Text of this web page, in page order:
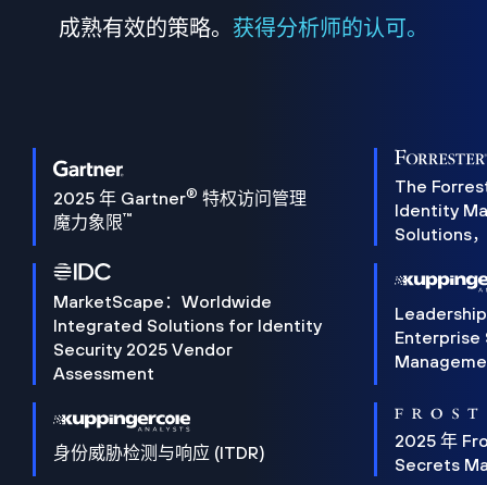
成熟有效的策略。 获得分析师的认可。
2025 年 Gartner® 特权访问管理
魔力象限™
The
Identity
Solutions
MarketScape：Worldwide
Integrated Solutions for Identity
Security 2025 Vendor
Assessment
Enterprise
身份威胁检测与响应 (ITDR)
2025 年
Secrets